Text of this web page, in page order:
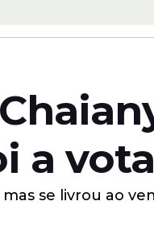
a
se livrou ao